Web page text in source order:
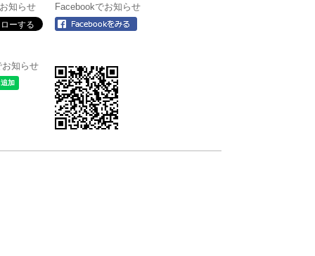
知らせ Facebookでお知らせ
お知らせ